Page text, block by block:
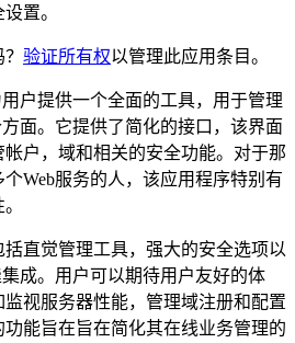
置。
验证所有权以管理此应用条目。
户提供一个全面的工具，用于管理
面。它提供了简化的接口，该界面
户，域和相关的安全功能。对于那
Web服务的人，该应用程序特别有
直觉管理工具，强大的安全选项以
成。用户可以期待用户友好的体
视服务器性能，管理域注册和配置
能旨在旨在简化其在线业务管理的